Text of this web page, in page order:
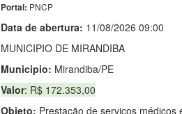
Portal: PNCP
Data de abertura: 11/08/2026 09:00
MUNICIPIO DE MIRANDIBA
Municipio: Mirandiba/PE
Valor: R$ 172.353,00
Objeto: Prestação de serviços médicos